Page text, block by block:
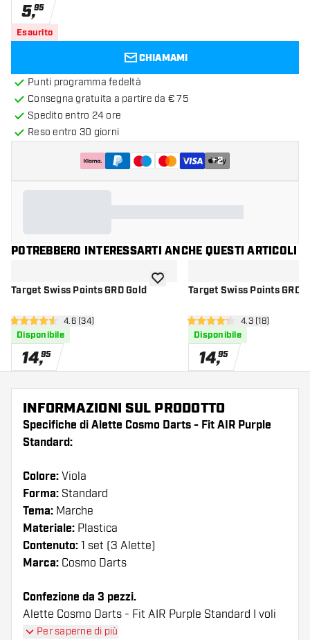
5,95
Esaurito
CHIAMAMI
Punti programma fedeltà
Consegna gratuita a partire da € 75
Spedito entro 24 ore
Reso entro 30 giorni
+2
POTREBBERO INTERESSARTI ANCHE QUESTI ARTICOLI
Target Swiss Points GRD Gold
apri pannello recensioni
4.6 stelle di valutazione
4.6 (34)
Disponibile
14,95
aggiungi alla lista dei desideri
Target Swiss Points GRD
apri pannello
4.3 stelle di valutazione
4.3 (18)
Disponibile
14,95
INFORMAZIONI SUL PRODOTTO
Specifiche di Alette Cosmo Darts - Fit AIR Purple
Standard:
Colore: Viola
Forma: Standard
Tema: Marche
Materiale: Plastica
Contenuto: 1 set (3 Alette)
Marca: Cosmo Darts
Confezione da 3 pezzi.
Alette Cosmo Darts - Fit AIR Purple Standard I voli
hanno una lunga durata. Queste alette possono
Per saperne di più